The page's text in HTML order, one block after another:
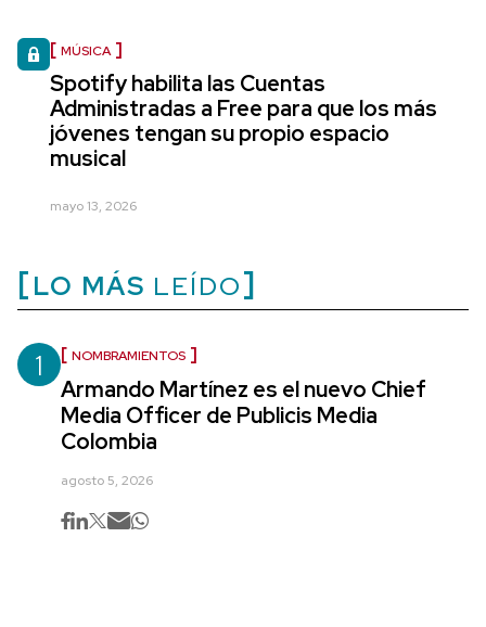
MÚSICA
Spotify habilita las Cuentas
Administradas a Free para que los más
jóvenes tengan su propio espacio
musical
mayo 13, 2026
LO MÁS LEÍDO
1 NOMBRAMIENTOS
Armando Martínez es el nuevo Chief
Media Officer de Publicis Media
Colombia
agosto 5, 2026